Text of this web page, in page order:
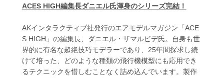
ACES HIGH編集長ダニエル氏渾身のシリーズ完結！
AKインタラクティブ社発行のエアモデルマガジン「ACE
S HIGH」の編集長、ダニエル・ザマルビデ氏。自身も世
界的に有名な超絶技巧モデラーであり、25年間探求し続
けて培った、どのような種類の飛行機模型にも応用でき
るテクニックを惜しむことなく詰め込んでいます。製作